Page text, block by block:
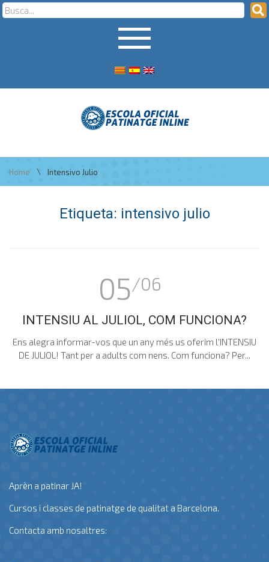
Home \ Intensivo Julio
Etiqueta: intensivo julio
05/06
INTENSIU AL JULIOL, COM FUNCIONA?
Ens alegra informar-vos que un any més us oferim l'INTENSIU
DE JULIOL! Tant per a adults com nens. Com funciona? Per...
Aprèn a patinar JA!
Cursos i classes de patinatge de qualitat a Barcelona.
Contacta amb nosaltres: